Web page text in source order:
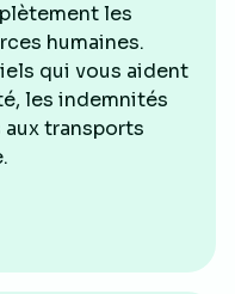
les
humaines.
qui vous aident
les indemnités
transports